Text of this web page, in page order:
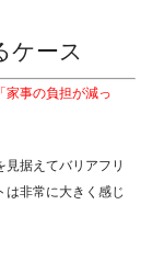
ケース
「家事の負担が減っ
据えてバリアフリ
は非常に大きく感じ